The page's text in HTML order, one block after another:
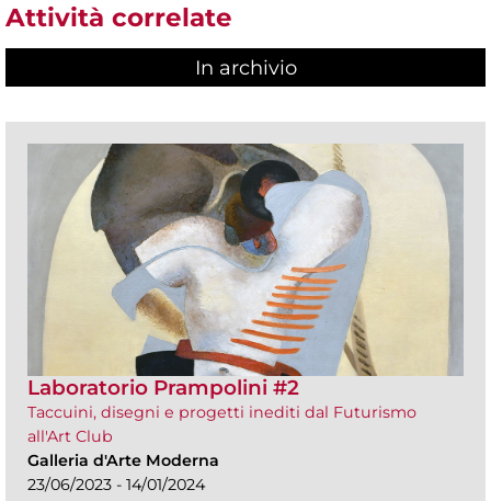
Attività correlate
In archivio
Laboratorio Prampolini #2
Taccuini, disegni e progetti inediti dal Futurismo
all'Art Club
Galleria d'Arte Moderna
23/06/2023 - 14/01/2024